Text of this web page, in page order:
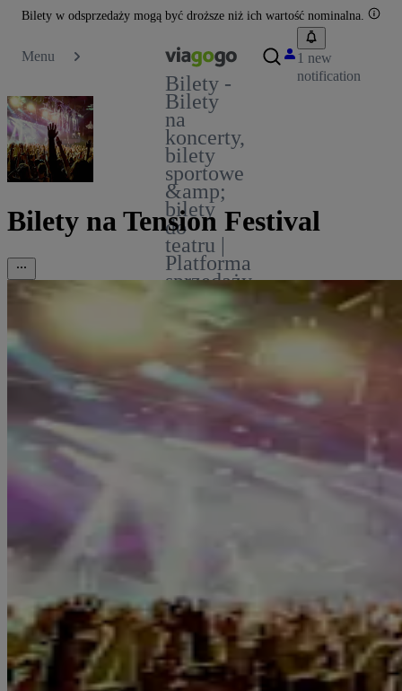
Bilety w odsprzedaży mogą być droższe niż ich wartość nominalna.
Menu
Bilety -
Bilety
na
koncerty,
bilety
sportowe
&amp;
bilety
do
teatru |
Platforma
sprzedaży
biletów
viagogo
1 new
notification
Bilety na Tension Festival